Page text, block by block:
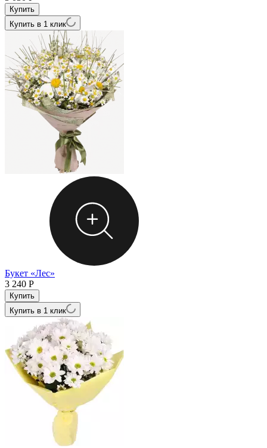
Купить в 1 клик
Букет «Лес»
3 240 Р
Купить в 1 клик